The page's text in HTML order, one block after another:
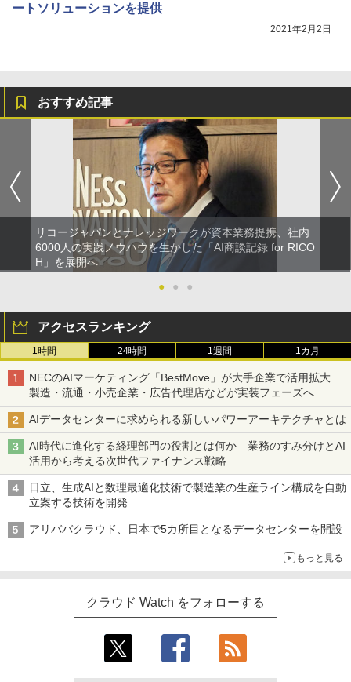
ートソリューションを提供
2021年2月2日
おすすめ記事
リコージャパンとナレッジワークが資本業務提携、社内
6000人の実践ノウハウを生かした「AI商談記録 for RICO
H」を展開へ
●
● ●
アクセスランキング
1時間 24時間 1週間 1カ月
NECのAIマーケティング「BestMove」が大手企業で活用拡大
製造・流通・小売企業・広告代理店などが実装フェーズへ
AIデータセンターに求められる新しいパワーアーキテクチャとは
AI時代に進化する経理部門の役割とは何か 業務のすみ分けとAI
活用から考える次世代ファイナンス戦略
日立、生成AIと数理最適化技術で製造業の生産ライン構成を自動
立案する技術を開発
アリババクラウド、日本で5カ所目となるデータセンターを開設
もっと見る
クラウド Watch をフォローする